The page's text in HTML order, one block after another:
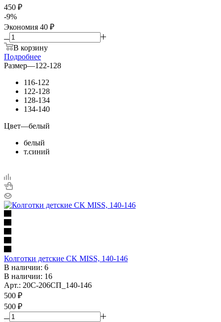
450 ₽
-9%
Экономия 40 ₽
В корзину
Подробнее
Размер—122-128
116-122
122-128
128-134
134-140
Цвет—белый
белый
т.синий
Колготки детские CK MISS, 140-146
В наличии: 6
В наличии: 16
Арт.: 20С-206СП_140-146
500 ₽
500 ₽